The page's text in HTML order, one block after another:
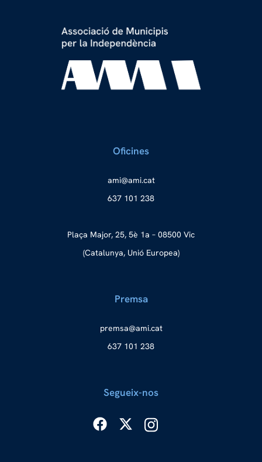
Oficines
tac.i
ma@im
a
637 101 238
Plaça Major, 25, 5è 1a – 08500 Vic
(Catalunya, Unió Europea)
Premsa
tac.i
ma@as
merp
637 101 238
Segueix-nos